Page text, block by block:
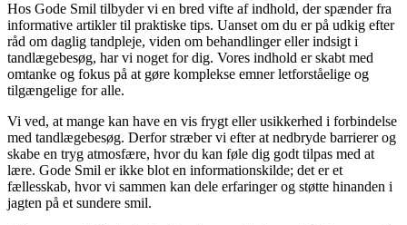
Hos Gode Smil tilbyder vi en bred vifte af indhold, der spænder fra
informative artikler til praktiske tips. Uanset om du er på udkig efter
råd om daglig tandpleje, viden om behandlinger eller indsigt i
tandlægebesøg, har vi noget for dig. Vores indhold er skabt med
omtanke og fokus på at gøre komplekse emner letforståelige og
tilgængelige for alle.
Vi ved, at mange kan have en vis frygt eller usikkerhed i forbindelse
med tandlægebesøg. Derfor stræber vi efter at nedbryde barrierer og
skabe en tryg atmosfære, hvor du kan føle dig godt tilpas med at
lære. Gode Smil er ikke blot en informationskilde; det er et
fællesskab, hvor vi sammen kan dele erfaringer og støtte hinanden i
jagten på et sundere smil.